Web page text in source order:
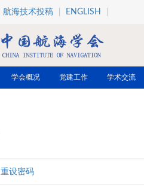
航海技术投稿 ENGLISH
学会概况 党建工作 学术交流
重设密码